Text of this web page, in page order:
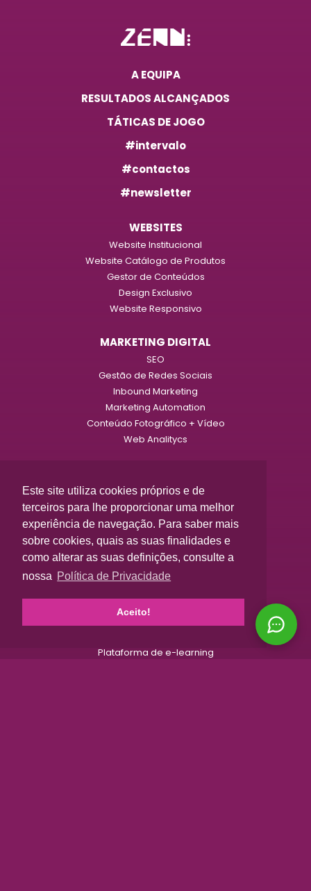
Este site utiliza cookies próprios e de
terceiros para lhe proporcionar uma melhor
experiência de navegação. Para saber mais
sobre cookies, quais as suas finalidades e
como alterar as suas definições, consulte a
nossa Política de Privacidade
Aceito!
A EQUIPA
RESULTADOS ALCANÇADOS
TÁTICAS DE JOGO
#intervalo
#contactos
#newsletter
WEBSITES
Website Institucional
Website Catálogo de Produtos
Gestor de Conteúdos
Design Exclusivo
Website Responsivo
MARKETING DIGITAL
SEO
Gestão de Redes Sociais
Inbound Marketing
Marketing Automation
Conteúdo Fotográfico + Vídeo
Web Analitycs
Design Exclusivo
Gestão de Produtos
Gestão de Clientes
Integração com ERP
Otimização para Motores de Busca
Plataforma de e-learning